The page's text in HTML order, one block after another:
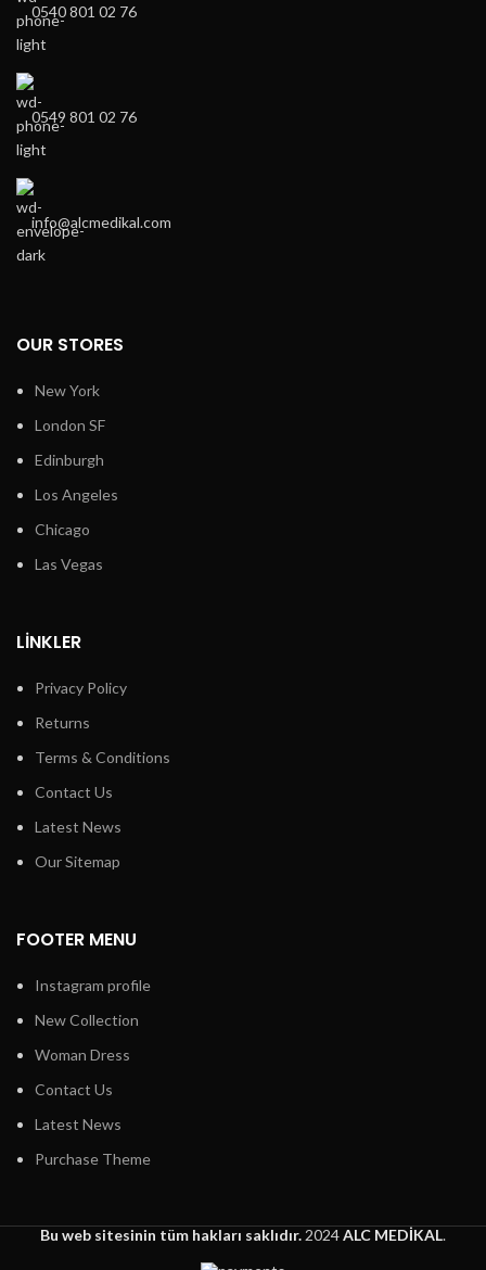
0540 801 02 76
0549 801 02 76
info@alcmedikal.com
OUR STORES
New York
London SF
Edinburgh
Los Angeles
Chicago
Las Vegas
LINKLER
Privacy Policy
Returns
Terms & Conditions
Contact Us
Latest News
Our Sitemap
FOOTER MENU
Instagram profile
New Collection
Woman Dress
Contact Us
Latest News
Purchase Theme
Bu web sitesinin tüm hakları saklıdır. 2024ALC MEDİKAL.